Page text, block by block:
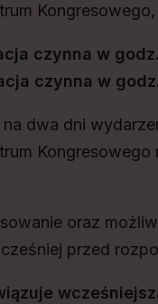
czynna w
czynna w
dwa dni
oraz
przed